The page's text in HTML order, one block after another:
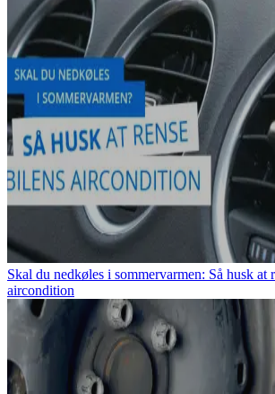
Skal du nedkøles i sommervarmen: Så husk at
aircondition